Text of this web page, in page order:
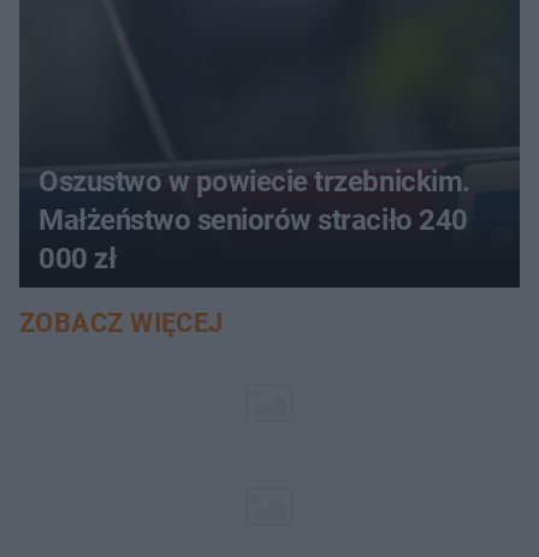
Oszustwo w powiecie trzebnickim.
Małżeństwo seniorów straciło 240
000 zł
ZOBACZ WIĘCEJ